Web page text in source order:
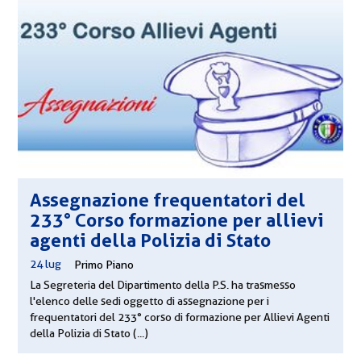
Assegnazione frequentatori del
233° Corso formazione per allievi
agenti della Polizia di Stato
24 lug
Primo Piano
La Segreteria del Dipartimento della P.S. ha trasmesso
l'elenco delle sedi oggetto di assegnazione per i
frequentatori del 233° corso di formazione per Allievi Agenti
della Polizia di Stato (...)